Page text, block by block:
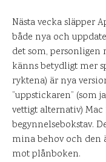
Nästa vecka släpper
både nya och
det som, personligen
känns betydligt mer
ryktena) är nya
”uppstickaren” (som
vettigt alternativ)
begynnelsebokstav.
mina behov och den
mot plånboken.